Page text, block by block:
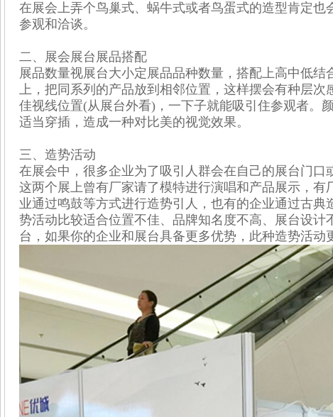
在展会上弄个鸟巢式、蜗牛式或者鸟蛋式的造型肯定也
参观和洽谈。
二、展会展台展品搭配
展品数量视展台大小定展品品种数量，搭配上高中低结
上，把同系列的产品放到相邻位置，这样摆会有种层次
佳视线位置(从展台外看)，一下子就能吸引住参观者。
适当穿插，造成一种对比美的视觉效果。
三、造势活动
在展会中，很多企业为了吸引人群会在自己的展台门口
这两个展上曾有厂家请了模特进行演唱和产品展示，有
业通过鸣鼓等方式进行造势引人，也有的企业通过古典
势活动比较适合位置不佳、品牌知名度不高、展台设计
台，如果你的企业和展台具备更多优势，此种造势活动